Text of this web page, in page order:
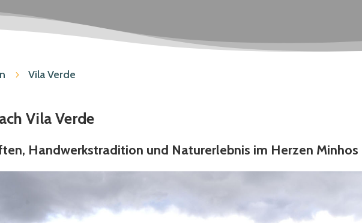
5 Vila Verde
Vila Verde
Handwerkstradition und Naturerlebnis im Herzen Minhos